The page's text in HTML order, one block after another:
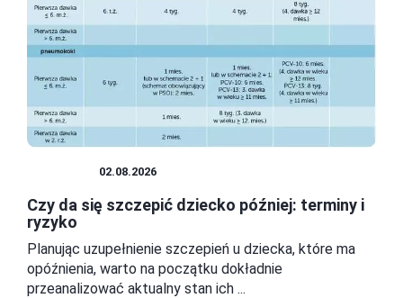
02.08.2026
Czy da się szczepić dziecko później: terminy i
ryzyko
Planując uzupełnienie szczepień u dziecka, które ma
opóźnienia, warto na początku dokładnie
przeanalizować aktualny stan ich ...